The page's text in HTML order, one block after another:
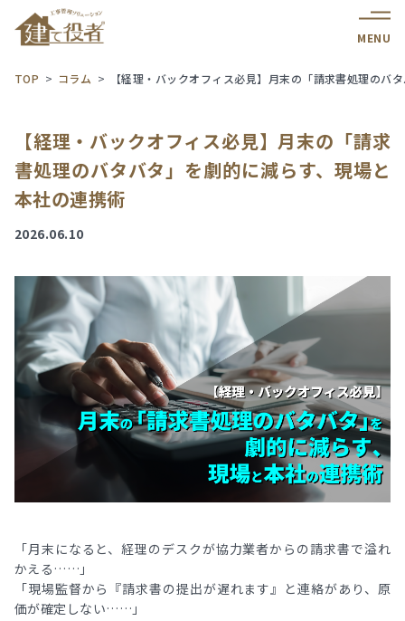
MENU
TOP コラム 【経理・バックオフィス必見】月末の「請求書処理のバ
【経理・バックオフィス必見】月末の「請求
書処理のバタバタ」を劇的に減らす、現場と
本社の連携術
2026.06.10
「月末になると、経理のデスクが協力業者からの請求書で溢れ
かえる……」
「現場監督から『請求書の提出が遅れます』と連絡があり、原
価が確定しない……」